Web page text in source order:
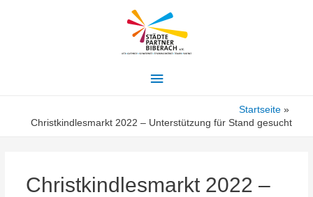
Hauptmenü
Startseite
Christkindlesmarkt 2022 – Unterstützung für Stand gesucht
Christkindlesmarkt 2022 –